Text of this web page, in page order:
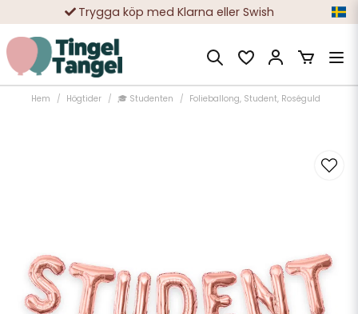
Trygga köp med Klarna eller Swish
10 000-tals nöjda kunder
Hem Högtider 🎓 Studenten Folieballong, Student, Roséguld